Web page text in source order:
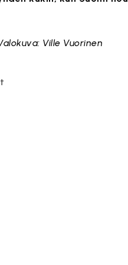
Ville Vuorinen